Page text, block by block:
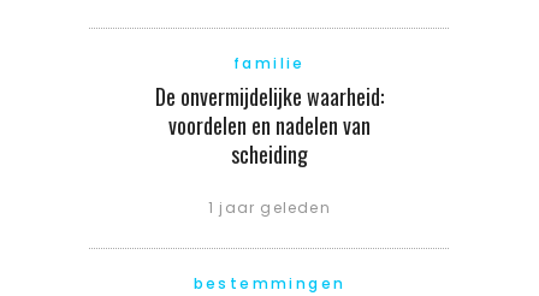
familie
De onvermijdelijke waarheid:
voordelen en nadelen van
scheiding
1 jaar geleden
bestemmingen